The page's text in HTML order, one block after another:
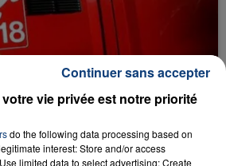
À LENS : UNE FEMME ET
LA VIE ET LA...
par le feu après avoir
vie privée est notre priorité
do the following data processing based on
interest: Store and/or access
limited data to select advertising; Create
Continuer sans accepter